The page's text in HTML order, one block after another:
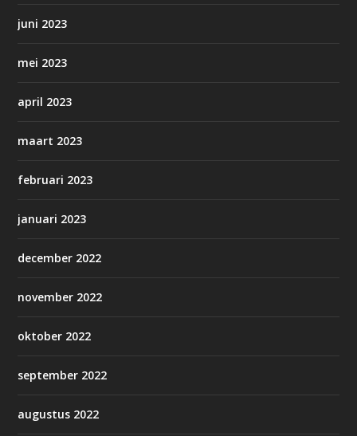
juni 2023
mei 2023
april 2023
maart 2023
februari 2023
januari 2023
december 2022
november 2022
oktober 2022
september 2022
augustus 2022